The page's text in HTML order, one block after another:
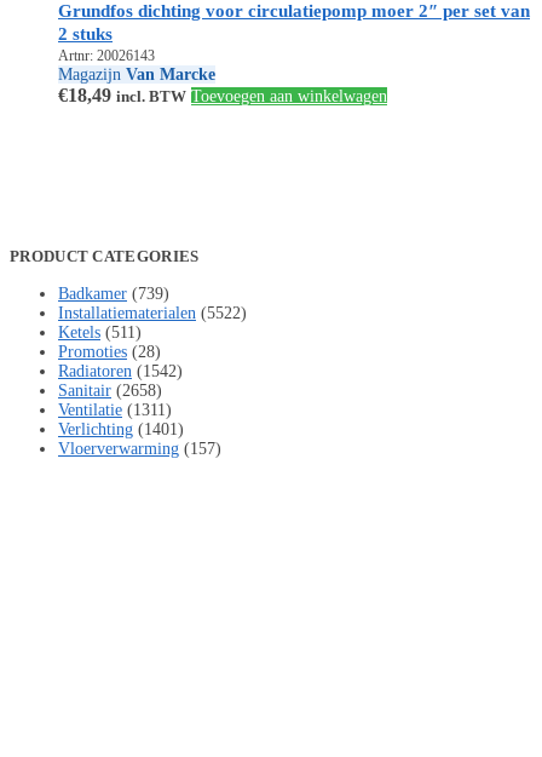
Grundfos dichting voor circulatiepomp moer 2″ per set van
2 stuks
Artnr: 20026143
Magazijn Van Marcke
€18,49 incl. BTW Toevoegen aan winkelwagen
PRODUCT CATEGORIES
Badkamer (739)
Installatiematerialen (5522)
Ketels (511)
Promoties (28)
Radiatoren (1542)
Sanitair (2658)
Ventilatie (1311)
Verlichting (1401)
Vloerverwarming (157)